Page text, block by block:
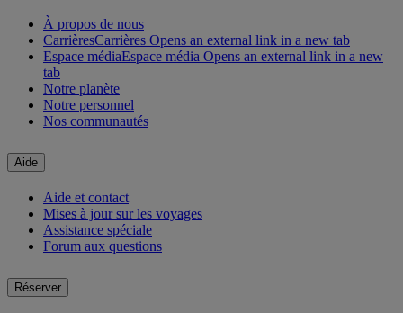
À propos de nous
CarrièresCarrières Opens an external link in a new tab
Espace médiaEspace média Opens an external link in a new
tab
Notre planète
Notre personnel
Nos communautés
Aide
Aide et contact
Mises à jour sur les voyages
Assistance spéciale
Forum aux questions
Réserver